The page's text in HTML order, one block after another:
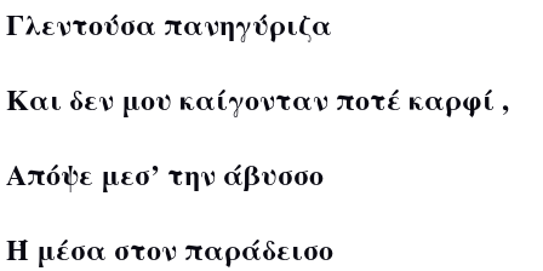
Γλεντούσα πανηγύριζα
Και δεν μου καίγονταν ποτέ καρφί ,
Απόψε μεσ’ την άβυσσο
Ή μέσα στον παράδεισο